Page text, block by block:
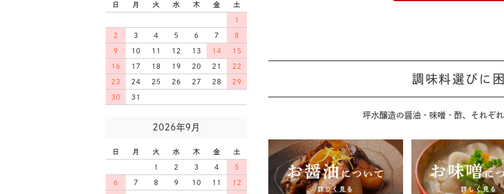
調味料選びに
坪水醸造の醤油・味噌・酢、 それぞ
日 月 火 水 木 金 土
1
2 3 4 5 6 7 8
9 10 11 12 13 14 15
16 17 18 19 20 21 22
23 24 25 26 27 28 29
30 31
2026年9月
日 月 火 水 木 金 土
1 2 3 4 5
6 7 8 9 10 11 12